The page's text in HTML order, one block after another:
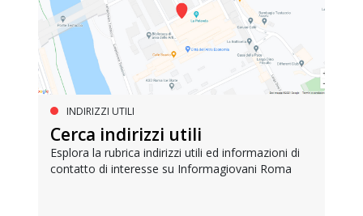
INDIRIZZI UTILI
Cerca indirizzi utili
Esplora la rubrica indirizzi utili ed informazioni di
contatto di interesse su Informagiovani Roma